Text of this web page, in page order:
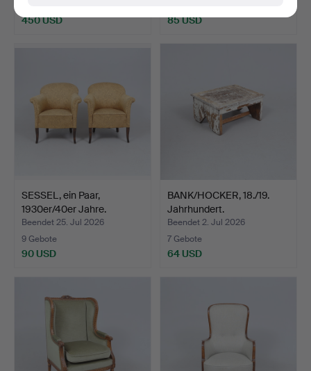
450 USD 85 USD
SESSEL, ein Paar,
1930er/40er Jahre.
Beendet 25. Jul 2026
9 Gebote
90 USD
BANK/HOCKER, 18./19.
Jahrhundert.
Beendet 2. Jul 2026
7 Gebote
64 USD